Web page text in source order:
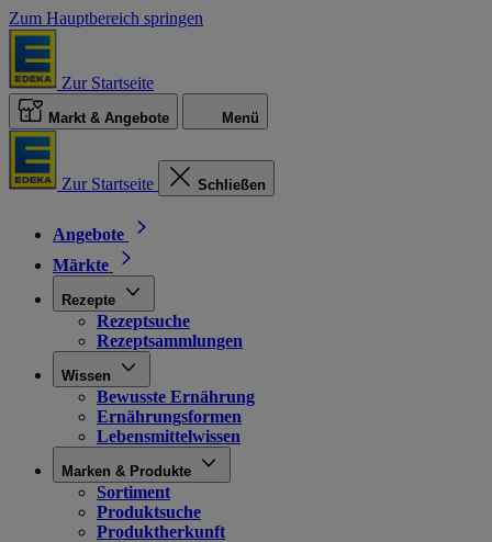
Zum Hauptbereich springen
Zur Startseite
Markt & Angebote Menü
Zur Startseite Schließen
Angebote
Märkte
Rezepte
Rezeptsuche
Rezeptsammlungen
Wissen
Bewusste Ernährung
Ernährungsformen
Lebensmittelwissen
Marken & Produkte
Sortiment
Produktsuche
Produktherkunft